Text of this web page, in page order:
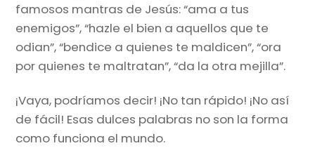
famosos mantras de Jesús: “ama a tus
enemigos”, “hazle el bien a aquellos que te
odian”, “bendice a quienes te maldicen”, “ora
por quienes te maltratan”, “da la otra mejilla”.
¡Vaya, podríamos decir! ¡No tan rápido! ¡No así
de fácil! Esas dulces palabras no son la forma
como funciona el mundo.